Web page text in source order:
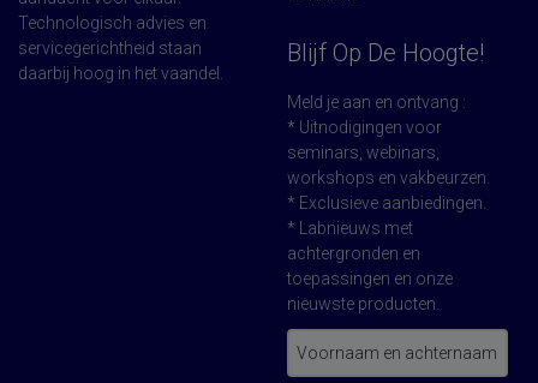
Technologisch advies en
servicegerichtheid staan
daarbij hoog in het vaandel.
Blijf Op De Hoogte!
Meld je aan en ontvang :
* Uitnodigingen voor
seminars, webinars,
workshops en vakbeurzen.
* Exclusieve aanbiedingen.
* Labnieuws met
achtergronden en
toepassingen en onze
nieuwste producten.